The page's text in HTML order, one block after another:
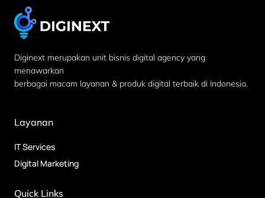
Diginext merupakan unit bisnis digital agency yang
menawarkan
berbagai macam layanan & produk digital terbaik di Indonesia.
Layanan
IT Services
Digital Marketing
Quick Links